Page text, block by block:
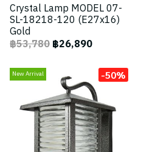
Crystal Lamp MODEL 07-
SL-18218-120 (E27x16)
Gold
฿53,780฿26,890
New Arrival -50%